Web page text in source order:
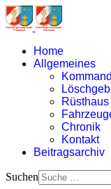
Home
Allgemeines
Rüsthaus
Chronik
Kontakt
Beitragsarchiv
Suchen